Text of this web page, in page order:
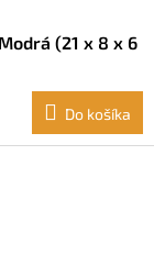
(21 x 8 x 6
Do košíka